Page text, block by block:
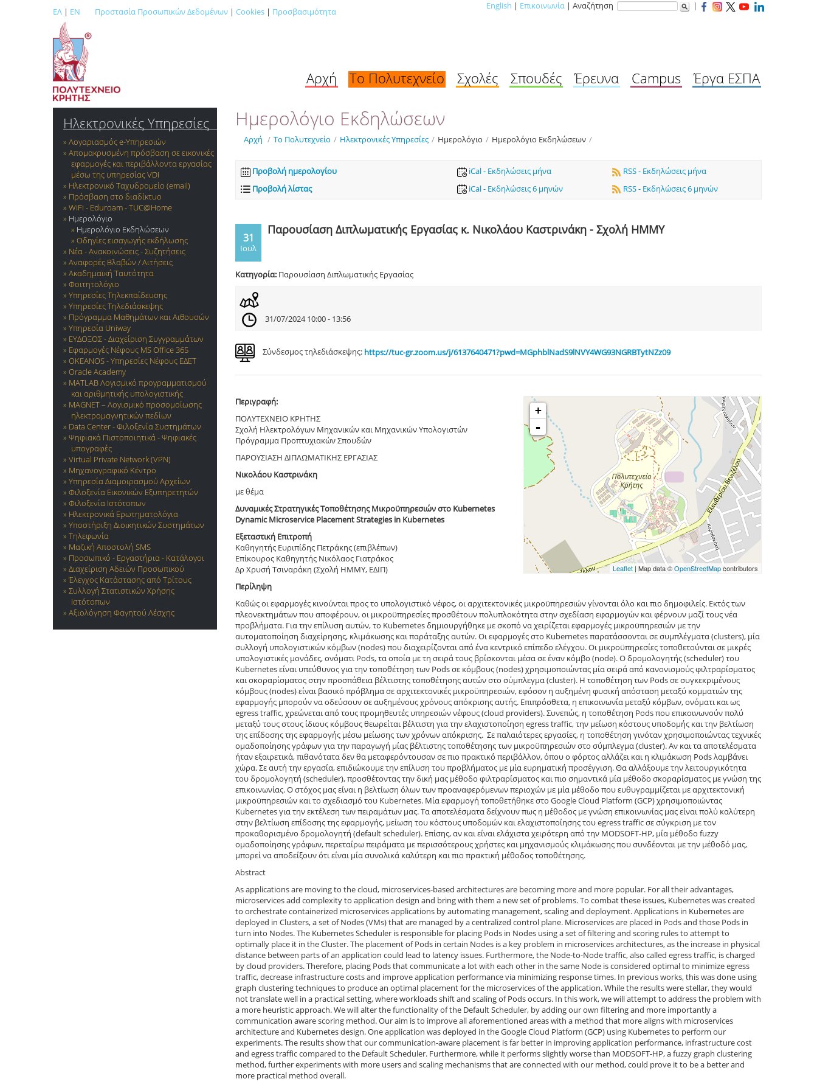
ΕΛ | EN Προστασία Προσωπικών Δεδομένων | Cookies | Προσβασιμότητα
English | Επικοινωνία | Αναζήτηση |
Αρχή Το Πολυτεχνείο Σχολές Σπουδές Έρευνα Campus Έργα ΕΣΠΑ
Ηλεκτρονικές Υπηρεσίες
Λογαριασμός e-Yπηρεσιών
Απομακρυσμένη πρόσβαση σε εικονικές
εφαρμογές και περιβάλλοντα εργασίας
μέσω της υπηρεσίας VDI
Ηλεκτρονικό Ταχυδρομείο (email)
Πρόσβαση στο διαδίκτυο
WiFi - Eduroam - TUC@Home
Ημερολόγιο
Ημερολόγιο Εκδηλώσεων
Οδηγίες εισαγωγής εκδήλωσης
Νέα - Ανακοινώσεις - Συζητήσεις
Αναφορές Βλαβών / Αιτήσεις
Ακαδημαϊκή Ταυτότητα
Φοιτητολόγιο
Υπηρεσίες Τηλεκπαίδευσης
Υπηρεσίες Τηλεδιάσκεψης
Πρόγραμμα Μαθημάτων και Αιθουσών
Υπηρεσία Uniway
ΕΥΔΟΞΟΣ - Διαχείριση Συγγραμμάτων
Εφαρμογές Νέφους MS Office 365
OKEANOS - Υπηρεσίες Νέφους ΕΔΕΤ
Oracle Academy
MATLAB Λογισμικό προγραμματισμού
και αριθμητικής υπολογιστικής
MAGNET – Λογισμικό προσομοίωσης
ηλεκτρομαγνητικών πεδίων
Data Center - Φιλοξενία Συστημάτων
Ψηφιακά Πιστοποιητικά - Ψηφιακές
υπογραφές
Virtual Private Network (VPN)
Μηχανογραφικό Κέντρο
Υπηρεσία Διαμοιρασμού Αρχείων
Φιλοξενία Εικονικών Εξυπηρετητών
Φιλοξενία Ιστότοπων
Ηλεκτρονικά Ερωτηματολόγια
Υποστήριξη Διοικητικών Συστημάτων
Τηλεφωνία
Μαζική Αποστολή SMS
Προσωπικό - Εργαστήρια - Κατάλογοι
Διαχείριση Αδειών Προσωπικού
Έλεγχος Κατάστασης από Τρίτους
Συλλογή Στατιστικών Χρήσης
Ιστότοπων
Αξιολόγηση Φαγητού Λέσχης
Ημερολόγιο Εκδηλώσεων
Αρχή / Το Πολυτεχνείο / Ηλεκτρονικές Υπηρεσίες / Ημερολόγιο / Ημερολόγιο Εκδηλώσεων /
Προβολή ημερολογίου
Προβολή λίστας
iCal - Εκδηλώσεις μήνα
iCal - Εκδηλώσεις 6 μηνών
RSS - Εκδηλώσεις μήνα
RSS - Εκδηλώσεις 6 μηνών
31
Ιουλ
Παρουσίαση Διπλωματικής Εργασίας κ. Νικολάου Καστρινάκη - Σχολή ΗΜΜΥ
Κατηγορία: Παρουσίαση Διπλωματικής Εργασίας
31/07/2024 10:00 - 13:56
Σύνδεσμος τηλεδιάσκεψης: https://tuc-gr.zoom.us/j/6137640471?pwd=MGphblNadS9lNVY4WG93NGRBTytNZz09
+
-
Leaflet| Map data ©OpenStreetMapcontributors
Περιγραφή:
ΠΟΛΥΤΕΧΝΕΙΟ ΚΡΗΤΗΣ
Σχολή Ηλεκτρολόγων Μηχανικών και Μηχανικών Υπολογιστών
Πρόγραμμα Προπτυχιακών Σπουδών
ΠΑΡΟΥΣΙΑΣΗ ΔΙΠΛΩΜΑΤΙΚΗΣ ΕΡΓΑΣΙΑΣ
Νικολάου Καστρινάκη
με θέμα
Δυναμικές Στρατηγικές Τοποθέτησης Μικροϋπηρεσιών στο Kubernetes
Dynamic Microservice Placement Strategies in Kubernetes
Εξεταστική Επιτροπή
Καθηγητής Ευριπίδης Πετράκης (επιβλέπων)
Επίκουρος Καθηγητής Νικόλαος Γιατράκος
Δρ Χρυσή Τσιναράκη (Σχολή ΗΜΜΥ, ΕΔΙΠ)
Περίληψη
Καθώς οι εφαρμογές κινούνται προς το υπολογιστικό νέφος, οι αρχιτεκτονικές μικροϋπηρεσιών γίνονται όλο και πιο δημοφιλείς. Εκτός των
πλεονεκτημάτων που αποφέρουν, οι μικροϋπηρεσίες προσθέτουν πολυπλοκότητα στην σχεδίαση εφαρμογών και φέρνουν μαζί τους νέα
προβλήματα. Για την επίλυση αυτών, το Kubernetes δημιουργήθηκε με σκοπό να χειρίζεται εφαρμογές μικροϋπηρεσιών με την
αυτοματοποίηση διαχείρησης, κλιμάκωσης και παράταξης αυτών. Οι εφαρμογές στο Kubernetes παρατάσσονται σε συμπλέγματα (clusters), μία
συλλογή υπολογιστικών κόμβων (nodes) που διαχειρίζονται από ένα κεντρικό επίπεδο ελέγχου. Οι μικροϋπηρεσίες τοποθετούνται σε μικρές
υπολογιστικές μονάδες, ονόματι Pods, τα οποία με τη σειρά τους βρίσκονται μέσα σε έναν κόμβο (node). Ο δρομολογητής (scheduler) του
Kubernetes είναι υπεύθυνος για την τοποθέτηση των Pods σε κόμβους (nodes) χρησιμοποιώντας μία σειρά από κανονισμούς φιλτραρίσματος
και σκοραρίσματος στην προσπάθεια βέλτιστης τοποθέτησης αυτών στο σύμπλεγμα (cluster). Η τοποθέτηση των Pods σε συγκεκριμένους
κόμβους (nodes) είναι βασικό πρόβλημα σε αρχιτεκτονικές μικροϋπηρεσιών, εφόσον η αυξημένη φυσική απόσταση μεταξύ κομματιών της
εφαρμογής μπορούν να οδεύσουν σε αυξημένους χρόνους απόκρισης αυτής. Επιπρόσθετα, η επικοινωνία μεταξύ κόμβων, ονόματι και ως
egress traffic, χρεώνεται από τους προμηθευτές υπηρεσιών νέφους (cloud providers). Συνεπώς, η τοποθέτηση Pods που επικοινωνούν πολύ
μεταξύ τους στους ίδιους κόμβους θεωρείται βέλτιστη για την ελαχιστοποίηση egress traffic, την μείωση κόστους υποδομής και την βελτίωση
της επίδοσης της εφαρμογής μέσω μείωσης των χρόνων απόκρισης. Σε παλαιότερες εργασίες, η τοποθέτηση γινόταν χρησιμοποιώντας τεχνικές
ομαδοποίησης γράφων για την παραγωγή μίας βέλτιστης τοποθέτησης των μικροϋπηρεσιών στο σύμπλεγμα (cluster). Αν και τα αποτελέσματα
ήταν εξαιρετικά, πιθανότατα δεν θα μεταφερόντουσαν σε πιο πρακτικό περιβάλλον, όπου ο φόρτος αλλάζει και η κλιμάκωση Pods λαμβάνει
χώρα. Σε αυτή την εργασία, επιδιώκουμε την επίλυση του προβλήματος με μία ευρηματική προσέγγιση. Θα αλλάξουμε την λειτουργικότητα
του δρομολογητή (scheduler), προσθέτοντας την δική μας μέθοδο φιλτραρίσματος και πιο σημαντικά μία μέθοδο σκοραρίσματος με γνώση της
επικοινωνίας. Ο στόχος μας είναι η βελτίωση όλων των προαναφερόμενων περιοχών με μία μέθοδο που ευθυγραμμίζεται με αρχιτεκτονική
μικροϋπηρεσιών και το σχεδιασμό του Kubernetes. Μία εφαρμογή τοποθετήθηκε στο Google Cloud Platform (GCP) χρησιμοποιώντας
Kubernetes για την εκτέλεση των πειραμάτων μας. Τα αποτελέσματα δείχνουν πως η μέθοδος με γνώση επικοινωνίας μας είναι πολύ καλύτερη
στην βελτίωση επίδοσης της εφαρμογής, μείωση του κόστους υποδομών και ελαχιστοποίησης του egress traffic σε σύγκριση με τον
προκαθορισμένο δρομολογητή (default scheduler). Επίσης, αν και είναι ελάχιστα χειρότερη από την MODSOFT-HP, μία μέθοδο fuzzy
ομαδοποίησης γράφων, περεταίρω πειράματα με περισσότερους χρήστες και μηχανισμούς κλιμάκωσης που συνδέονται με την μέθοδό μας,
μπορεί να αποδείξουν ότι είναι μία συνολικά καλύτερη και πιο πρακτική μέθοδος τοποθέτησης.
Abstract
As applications are moving to the cloud, microservices-based architectures are becoming more and more popular. For all their advantages,
microservices add complexity to application design and bring with them a new set of problems. To combat these issues, Kubernetes was created
to orchestrate containerized microservices applications by automating management, scaling and deployment. Applications in Kubernetes are
deployed in Clusters, a set of Nodes (VMs) that are managed by a centralized control plane. Microservices are placed in Pods and those Pods in
turn into Nodes. The Kubernetes Scheduler is responsible for placing Pods in Nodes using a set of filtering and scoring rules to attempt to
optimally place it in the Cluster. The placement of Pods in certain Nodes is a key problem in microservices architectures, as the increase in physical
distance between parts of an application could lead to latency issues. Furthermore, the Node-to-Node traffic, also called egress traffic, is charged
by cloud providers. Therefore, placing Pods that communicate a lot with each other in the same Node is considered optimal to minimize egress
traffic, decrease infrastructure costs and improve application performance via minimizing response times. In previous works, this was done using
graph clustering techniques to produce an optimal placement for the microservices of the application. While the results were stellar, they would
not translate well in a practical setting, where workloads shift and scaling of Pods occurs. In this work, we will attempt to address the problem with
a more heuristic approach. We will alter the functionality of the Default Scheduler, by adding our own filtering and more importantly a
communication aware scoring method. Our aim is to improve all aforementioned areas with a method that more aligns with microservices
architecture and Kubernetes design. One application was deployed in the Google Cloud Platform (GCP) using Kubernetes to perform our
experiments. The results show that our communication-aware placement is far better in improving application performance, infrastructure cost
and egress traffic compared to the Default Scheduler. Furthermore, while it performs slightly worse than MODSOFT-HP, a fuzzy graph clustering
method, further experiments with more users and scaling mechanisms that are connected with our method, could prove it to be a better and
more practical method overall.